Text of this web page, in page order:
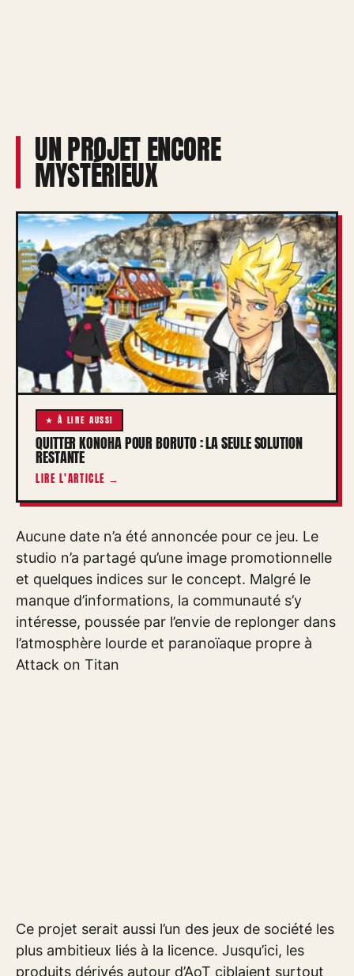
UN PROJET ENCORE
MYSTÉRIEUX
★ À LIRE AUSSI
QUITTER KONOHA POUR BORUTO : LA SEULE SOLUTION
RESTANTE
LIRE L'ARTICLE →
Aucune date n’a été annoncée pour ce jeu. Le
studio n’a partagé qu’une image promotionnelle
et quelques indices sur le concept. Malgré le
manque d’informations, la communauté s’y
intéresse, poussée par l’envie de replonger dans
l’atmosphère lourde et paranoïaque propre à
Attack on Titan
Ce projet serait aussi l’un des jeux de société les
plus ambitieux liés à la licence. Jusqu’ici, les
produits dérivés autour d’AoT ciblaient surtout